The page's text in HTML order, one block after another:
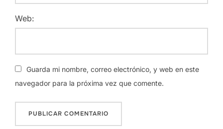
Web:
Guarda mi nombre, correo electrónico, y web en este
navegador para la próxima vez que comente.